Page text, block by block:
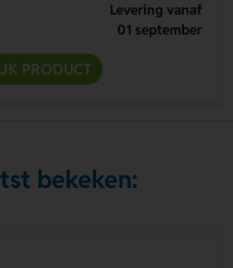
Levering vanaf
01 september
PRODUCT
bekeken: